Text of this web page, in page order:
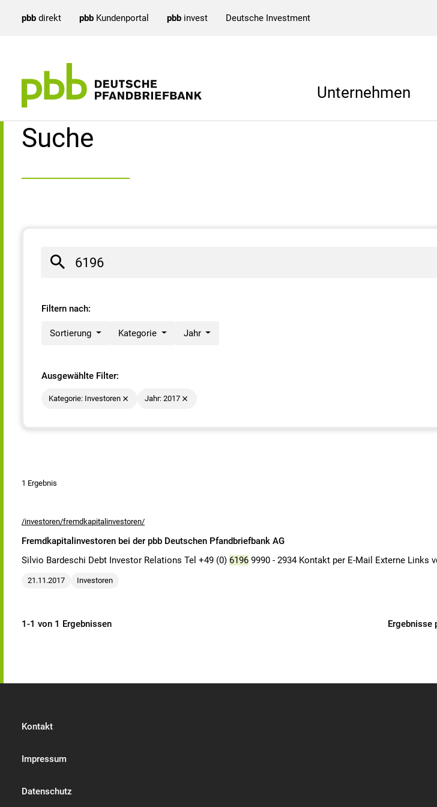
pbb direkt pbb Kundenportal pbb invest Deutsche Investment
Unternehmen
Suchergebnisse
Suche
Filtern nach:
Sortierung Kategorie Jahr
Ausgewählte Filter:
Kategorie: Investoren Jahr: 2017
1 Ergebnis
/investoren/fremdkapitalinvestoren/
Fremdkapitalinvestoren bei der pbb Deutschen Pfandbriefbank AG
Silvio Bardeschi Debt Investor Relations Tel +49 (0) 6196 9990 - 2934 Kontakt per E-Mail Externe Links
21.11.2017 Investoren
1-1 von 1 Ergebnissen Ergebnisse
Kontakt
Impressum
Datenschutz